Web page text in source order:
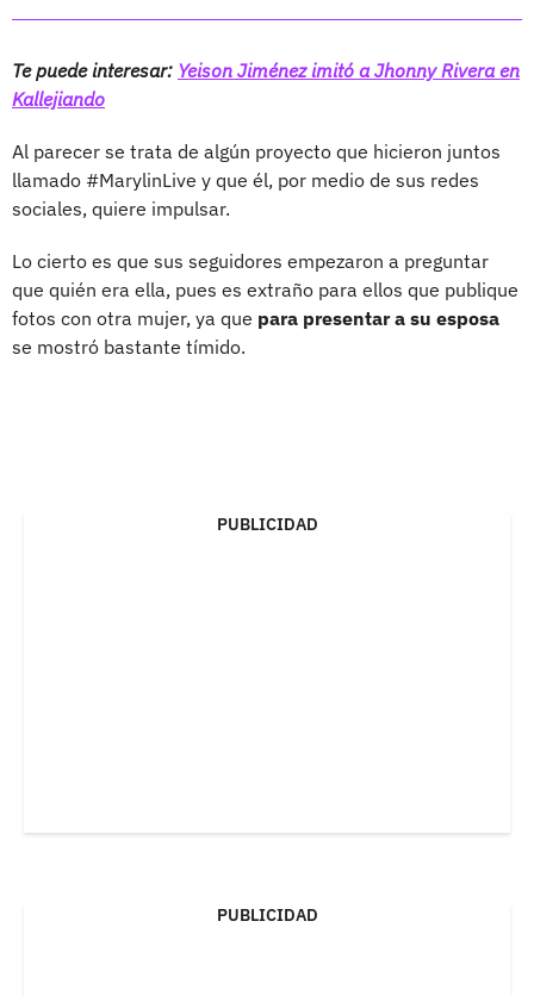
Te puede interesar: Yeison Jiménez imitó a Jhonny Rivera en
Kallejiando
Al parecer se trata de algún proyecto que hicieron juntos
llamado #MarylinLive y que él, por medio de sus redes
sociales, quiere impulsar.
Lo cierto es que sus seguidores empezaron a preguntar
que quién era ella, pues es extraño para ellos que publique
fotos con otra mujer, ya que para presentar a su esposa
se mostró bastante tímido.
PUBLICIDAD
PUBLICIDAD